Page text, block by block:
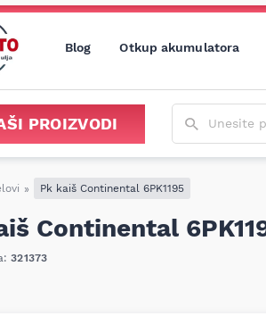
Blog Otkup akumulatora
PROIZVODI
Unesite
» Pk kaiš Continental 6PK1195
Continental
321373